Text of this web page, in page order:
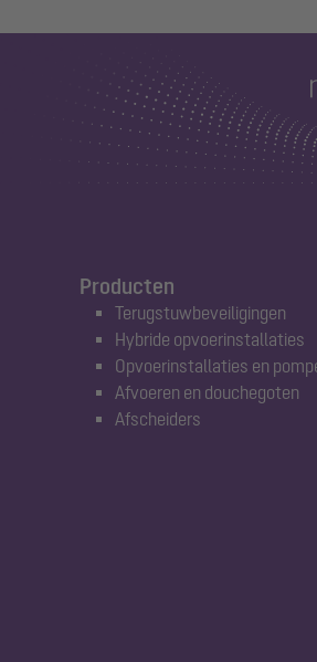
Producten
Terugstuwbeveiligingen
Hybride opvoerinstallaties
Opvoerinstallaties en
Afvoeren en douchegoten
Afscheiders